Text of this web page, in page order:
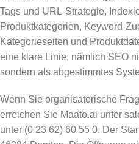
Tags und URL-Strategie,
Produktkategorien, Keyword-
Kategorieseiten und
eine klare Linie, nämlich SEO
sondern als abgestimmtes
Wenn Sie organisatorische
erreichen Sie Maato.ai unter
unter (0 23 62) 60 55 0. Der